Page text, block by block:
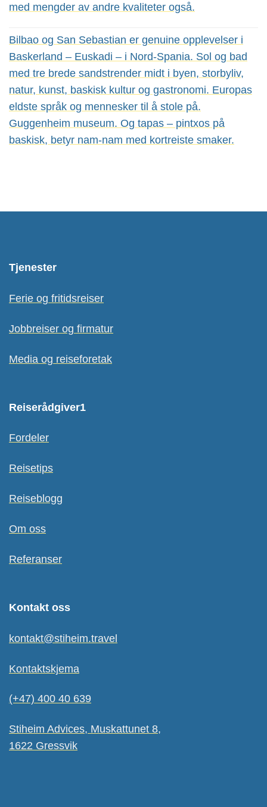
med mengder av andre kvaliteter også.
Bilbao og San Sebastian er genuine opplevelser i
Baskerland – Euskadi – i Nord-Spania. Sol og bad
med tre brede sandstrender midt i byen, storbyliv,
natur, kunst, baskisk kultur og gastronomi. Europas
eldste språk og mennesker til å stole på.
Guggenheim museum. Og tapas – pintxos på
baskisk, betyr nam-nam med kortreiste smaker.
Tjenester
Ferie og fritidsreiser
Jobbreiser og firmatur
Media og reiseforetak
Reiserådgiver1
Fordeler
Reisetips
Reiseblogg
Om oss
Referanser
Kontakt oss
kontakt@stiheim.travel
Kontaktskjema
(+47) 400 40 639
Stiheim Advices, Muskattunet 8,
1622 Gressvik